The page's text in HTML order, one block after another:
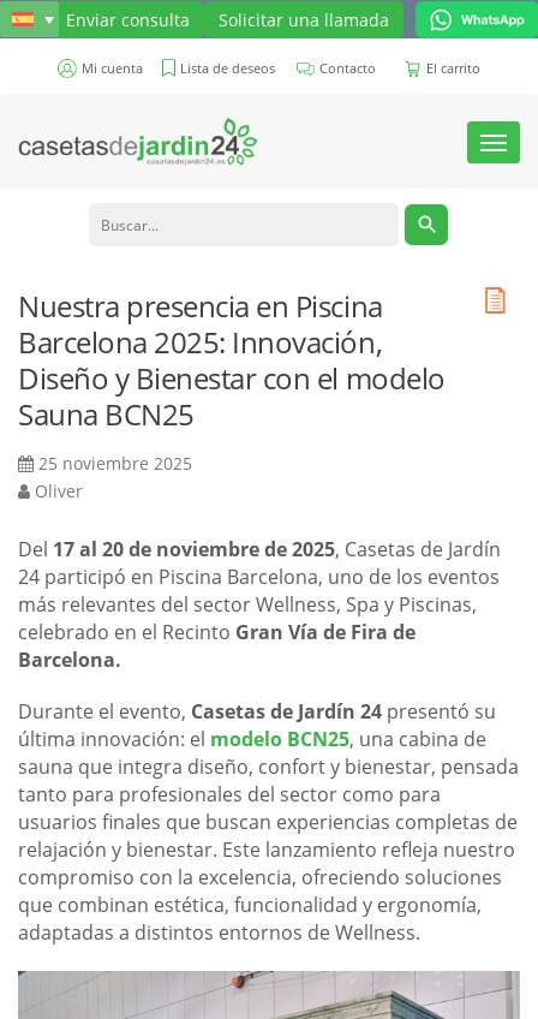
Enviar consulta Solicitar una llamada
Mi cuenta Lista de deseos Contacto El carrito
Toggle
Nuestra presencia en Piscina
Barcelona 2025: Innovación,
Diseño y Bienestar con el modelo
Sauna BCN25
25 noviembre 2025
Oliver
Del 17 al 20 de noviembre de 2025, Casetas de Jardín
24 participó en Piscina Barcelona, uno de los eventos
más relevantes del sector Wellness, Spa y Piscinas,
celebrado en el Recinto Gran Vía de Fira de
Barcelona.
Durante el evento, Casetas de Jardín 24 presentó su
última innovación: el modelo BCN25, una cabina de
sauna que integra diseño, confort y bienestar, pensada
tanto para profesionales del sector como para
usuarios finales que buscan experiencias completas de
relajación y bienestar. Este lanzamiento refleja nuestro
compromiso con la excelencia, ofreciendo soluciones
que combinan estética, funcionalidad y ergonomía,
adaptadas a distintos entornos de Wellness.